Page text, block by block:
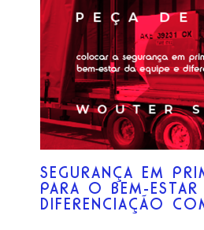
SEGURANÇA EM
PARA O BEM-
DIFERENCIAÇÃO